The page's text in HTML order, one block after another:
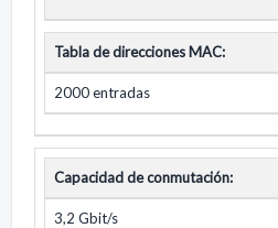
Tabla de direcciones MAC:
2000 entradas
Capacidad de conmutación:
3,2 Gbit/s